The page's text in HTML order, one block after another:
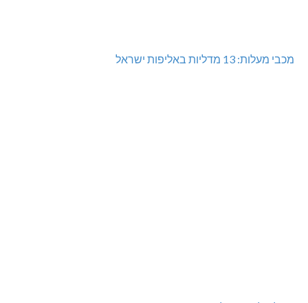
מכבי מעלות: 13 מדליות באליפות ישראל